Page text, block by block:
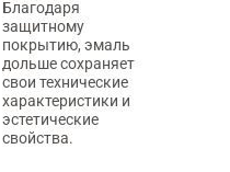
Благодаря
защитному
покрытию, эмаль
дольше сохраняет
свои технические
характеристики и
эстетические
свойства.